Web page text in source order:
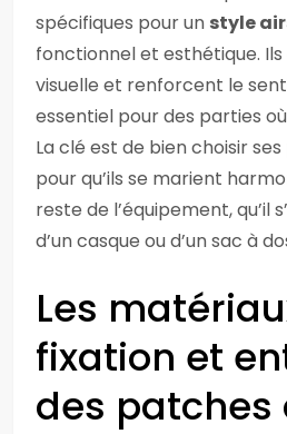
spécifiques pour un style
fonctionnel et esthétique.
visuelle et renforcent le
essentiel pour des parties
La clé est de bien choisir
pour qu’ils se marient
reste de l’équipement, qu’il
d’un casque ou d’un sac à
Les
fixation et
des patches